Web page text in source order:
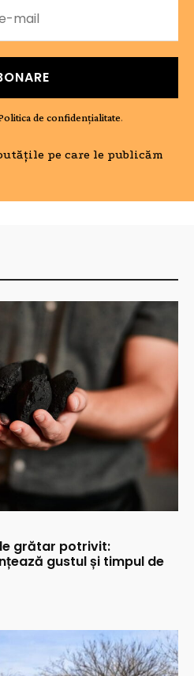
de confidențialitate.
pe care le publicăm
grătar potrivit:
gustul și timpul de